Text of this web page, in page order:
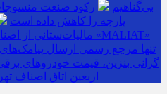
بی‌گناهیم
رکود صنعت
پارچه را کاهش داده است
مالیات‌ستانی از
تنها مرجع رسمی ارسال پیامک‌های
گرانی بنزین، قیمت خودروهای برقی
اربعین اتاق اصناف